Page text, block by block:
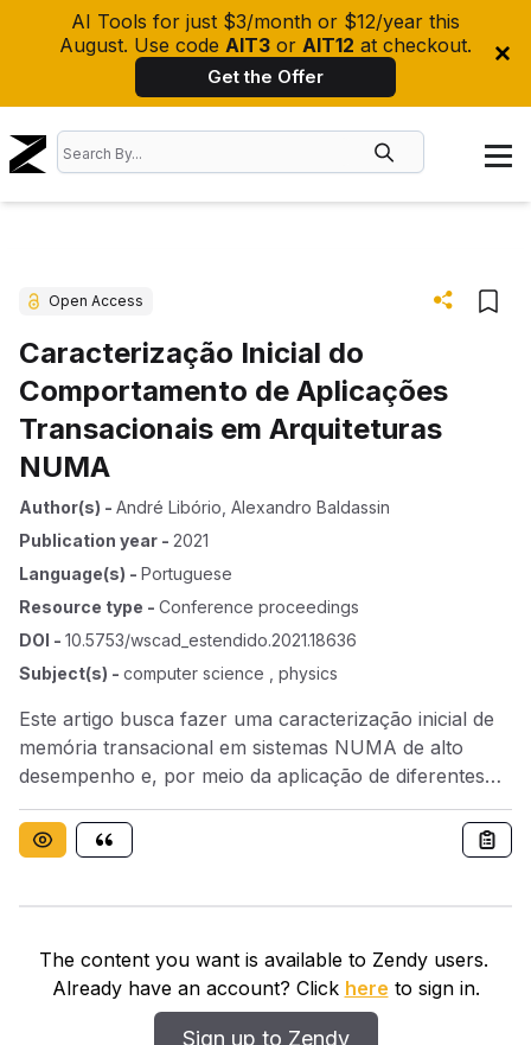
AI Tools for just $3/month or $12/year this
August. Use code AIT3 or AIT12 at checkout.
Get the Offer
Open Access
Caracterização Inicial do
Comportamento de Aplicações
Transacionais em Arquiteturas
NUMA
Author(s) - André Libório Alexandro Baldassin
Publication year - 2021
Language(s) - Portuguese
Resource type - Conference proceedings
DOI - 10.5753/wscad_estendido.2021.18636
Subject(s) - computer science , physics
Este artigo busca fazer uma caracterização inicial de
memória transacional em sistemas NUMA de alto
desempenho e, por meio da aplicação de diferentes
mecanismos de alocação de memória dinâmica e de
mapeamento de threads, obter um perfil de
desempenho comparativo. Os resultados mostram que
NUMA, algumas mudanças são necessárias no
algoritmo transacional.
The content you want is available to Zendy users.
Already have an account? Click here to sign in.
Sign up to Zendy